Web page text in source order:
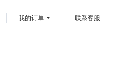
我的订单 联系客服